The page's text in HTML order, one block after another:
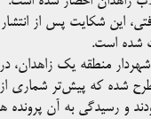
این شکایت پس از
شده است.
منطقه یک زاهدان،
شده که پیش‌تر شماری از
و رسیدگی به آن پرونده